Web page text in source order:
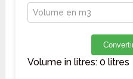
Volume in litres:0 litres